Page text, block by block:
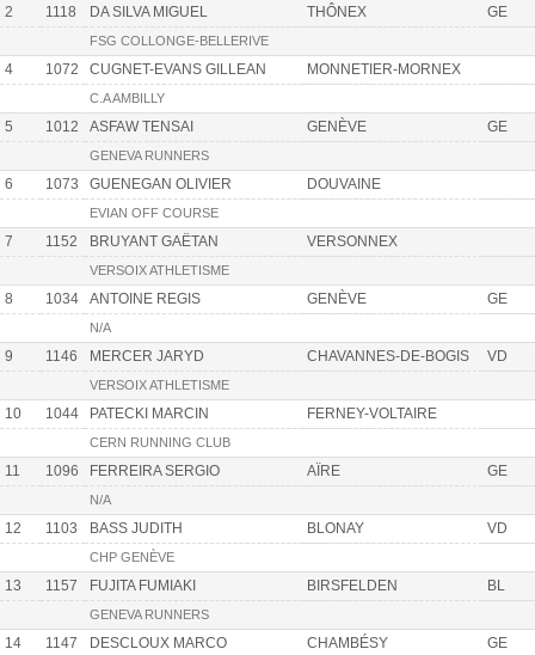
2 1118 DA SILVA MIGUEL THÔNEX GE
FSG COLLONGE-BELLERIVE
4 1072 CUGNET-EVANS GILLEAN MONNETIER-MORNEX
C.A AMBILLY
5 1012 ASFAW TENSAI GENÈVE GE
GENEVA RUNNERS
6 1073 GUENEGAN OLIVIER DOUVAINE
EVIAN OFF COURSE
7 1152 BRUYANT GAËTAN VERSONNEX
VERSOIX ATHLETISME
8 1034 ANTOINE REGIS GENÈVE GE
N/A
9 1146 MERCER JARYD CHAVANNES-DE-BOGIS VD
VERSOIX ATHLETISME
10 1044 PATECKI MARCIN FERNEY-VOLTAIRE
CERN RUNNING CLUB
11 1096 FERREIRA SERGIO AÏRE GE
N/A
12 1103 BASS JUDITH BLONAY VD
CHP GENÈVE
13 1157 FUJITA FUMIAKI BIRSFELDEN BL
GENEVA RUNNERS
14 1147 DESCLOUX MARCO CHAMBÉSY GE